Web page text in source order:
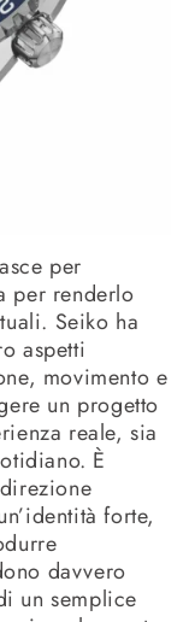
per
per renderlo
Seiko ha
aspetti
movimento e
un progetto
reale, sia
È
forte,
davvero
un semplice